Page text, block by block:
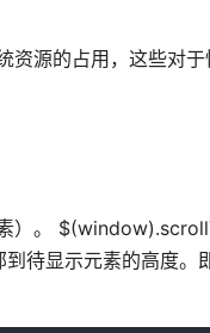
源的占用，这些对
）。
显示元素的高度。